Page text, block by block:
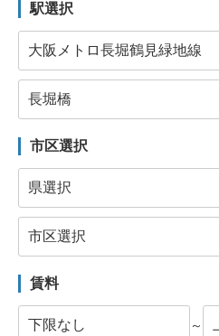
駅選択
市区選択
賃料
～